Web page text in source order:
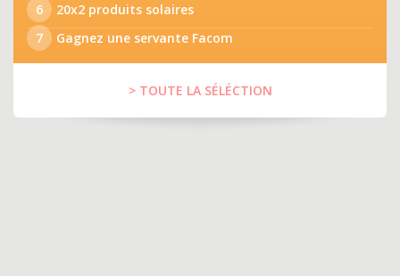
6
20x2 produits solaires
7
Gagnez une servante Facom
> TOUTE LA SÉLÉCTION